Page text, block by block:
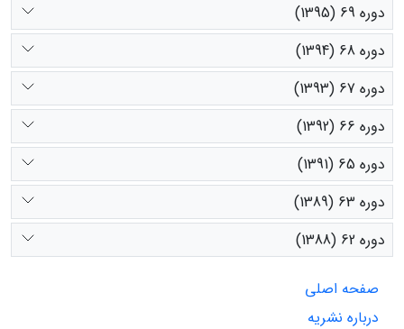
دوره 69 (1395)
دوره 68 (1394)
دوره 67 (1393)
دوره 66 (1392)
دوره 65 (1391)
دوره 63 (1389)
دوره 62 (1388)
صفحه اصلی
درباره نشریه